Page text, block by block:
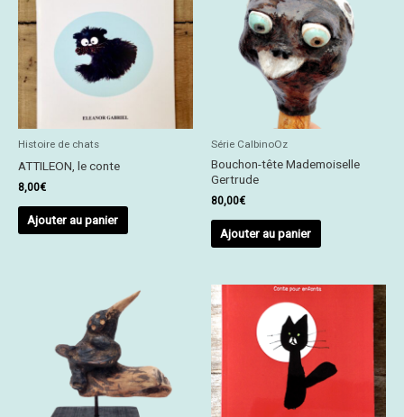
Histoire de chats
ATTILEON, le conte
8,00€
Ajouter au panier
Série CalbinoOz
Bouchon-tête Mademoiselle
Gertrude
80,00€
Ajouter au panier